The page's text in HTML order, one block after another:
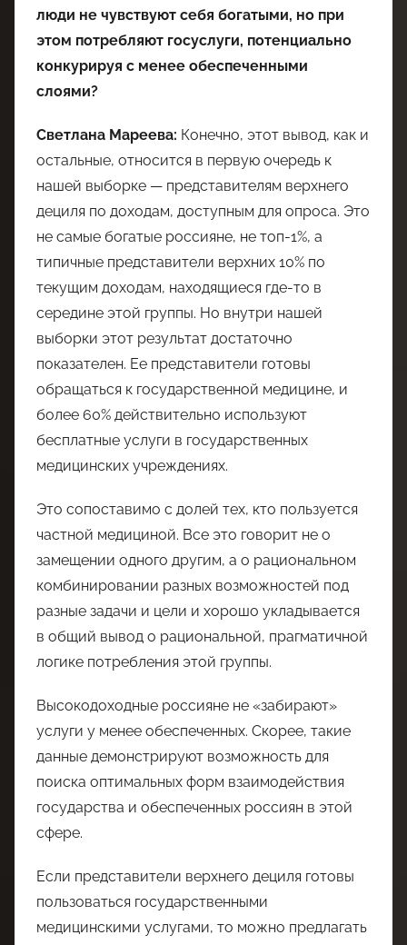
люди не чувствуют себя богатыми, но при
этом потребляют госуслуги, потенциально
конкурируя с менее обеспеченными
слоями?
Светлана Мареева: Конечно, этот вывод, как и
остальные, относится в первую очередь к
нашей выборке — представителям верхнего
дециля по доходам, доступным для опроса. Это
не самые богатые россияне, не топ-1%, а
типичные представители верхних 10% по
текущим доходам, находящиеся где-то в
середине этой группы. Но внутри нашей
выборки этот результат достаточно
показателен. Ее представители готовы
обращаться к государственной медицине, и
более 60% действительно используют
бесплатные услуги в государственных
медицинских учреждениях.
Это сопоставимо с долей тех, кто пользуется
частной медициной. Все это говорит не о
замещении одного другим, а о рациональном
комбинировании разных возможностей под
разные задачи и цели и хорошо укладывается
в общий вывод о рациональной, прагматичной
логике потребления этой группы.
Высокодоходные россияне не «забирают»
услуги у менее обеспеченных. Скорее, такие
данные демонстрируют возможность для
поиска оптимальных форм взаимодействия
государства и обеспеченных россиян в этой
сфере.
Если представители верхнего дециля готовы
пользоваться государственными
медицинскими услугами, то можно предлагать